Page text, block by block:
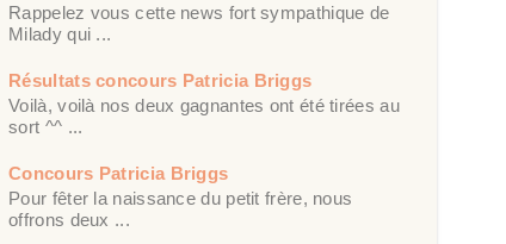
Rappelez vous cette news fort sympathique de
Milady qui ...
Résultats concours Patricia Briggs
Voilà, voilà nos deux gagnantes ont été tirées au
sort ^^ ...
Concours Patricia Briggs
Pour fêter la naissance du petit frère, nous
offrons deux ...